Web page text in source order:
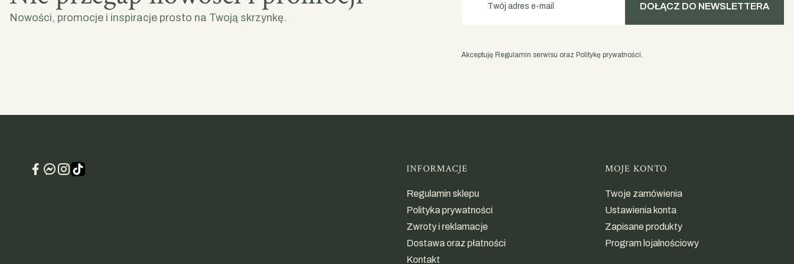
Nowości, promocje i inspiracje prosto na Twoją skrzynkę.
Twój adres e-mail DOŁĄCZ DO NEWSLETTERA
Akceptuję Regulamin serwisu oraz Politykę prywatności.
Linki w stopce
INFORMACJE
Regulamin sklepu
Polityka prywatności
Zwroty i reklamacje
Dostawa oraz płatności
Kontakt
MOJE KONTO
Twoje zamówienia
Ustawienia konta
Zapisane produkty
Program lojalnościowy